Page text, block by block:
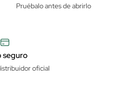
Pruébalo antes de abrirlo
seguro
oficial